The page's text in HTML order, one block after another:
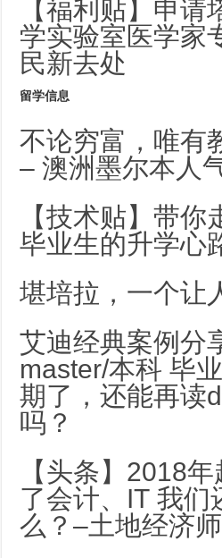
【福利贴】申
学实验室医学家
民新去处
留学信息
不论穷富，唯有
– 澳洲墨尔本人
【技术贴】带你
毕业生的升学心
堪培拉，一个让
艾迪经典案例
master/本科 毕
期了，还能再读
吗？
【头条】2018
了会计、IT 我们
么？–土地经济